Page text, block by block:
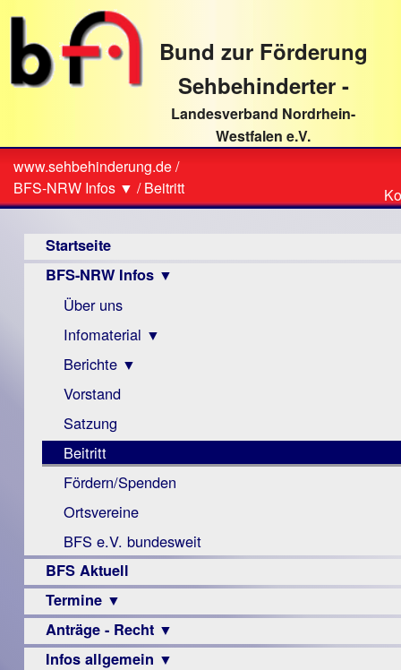
direkt
Textinhalt
Bund zur Förderung
Sehbehinderter -
Landesverband Nordrhein-
Westfalen e.V.
Sie
sind
hier
www.sehbehinderung.de/
BFS-NRW Infos ▼ /Beitritt
Startseite
BFS-NRW Infos ▼
Über uns
Infomaterial ▼
Visus
Zeitschrift
Monokular
Mac
Instagram-
Links
Berichte ▼
Archiv
Berichte
Vorstand
Satzung
Beitritt
Fördern/Spenden
Ortsvereine
BFS e.V. bundesweit
BFS Aktuell
Termine ▼
Veranstaltungsprogramme
Anträge - Recht ▼
Archiv
Infos allgemein ▼